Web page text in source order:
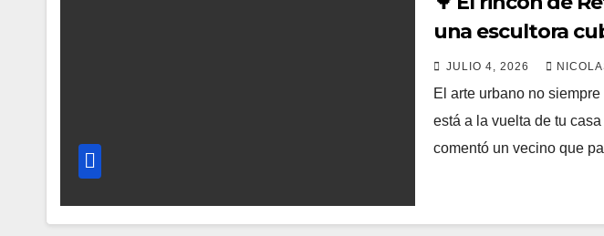
una escultora
olvidado
JULIO 4, 2026
El arte urbano no
está a la vuelta de tu casa
comentó un vecino que